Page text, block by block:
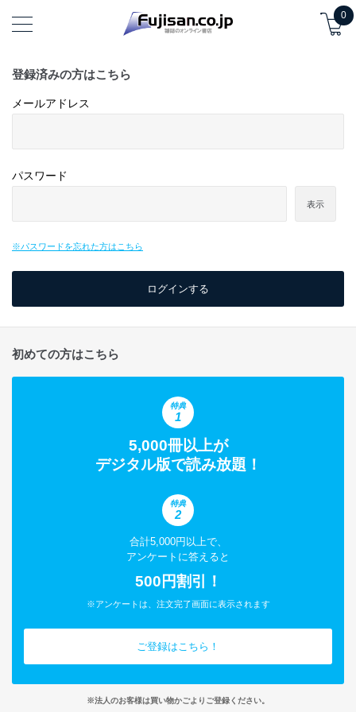
0
登録済みの方はこちら
メールアドレス
パスワード
表示
※パスワードを忘れた方はこちら
初めての方はこちら
特典
1
5,000冊以上が
デジタル版で読み放題！
特典
2
合計5,000円以上で、
アンケートに答えると
500円割引！
※アンケートは、注文完了画面に表示されます
ご登録はこちら！
※法人のお客様は買い物かごよりご登録ください。